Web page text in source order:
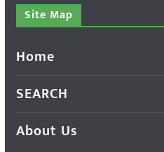
Site Map
Home
SEARCH
About Us